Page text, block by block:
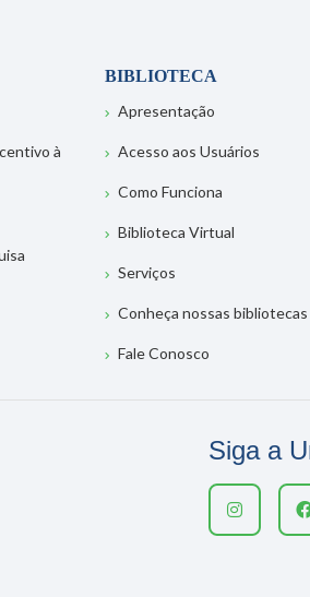
à
BIBLIOTECA
Apresentação
Acesso aos Usuários
Como Funciona
Biblioteca Virtual
Serviços
Conheça nossas bibliotecas
Fale Conosco
Siga a